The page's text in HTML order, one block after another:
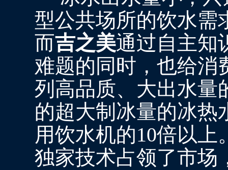
型公共场所的饮水需
而吉之美通过自主知
难题的同时，也给
列高品质、大出水量
的超大制冰量的冰热
用饮水机的10倍以
独家技术占领了市场